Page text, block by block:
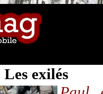
Les exilés